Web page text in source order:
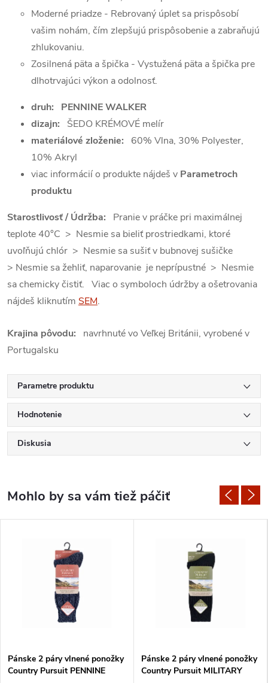
Moderné priadze - Rebrovaný úplet sa prispôsobí
vašim nohám, čím zlepšujú prispôsobenie a zabraňujú
zhlukovaniu.
Zosilnená päta a špička - Vystužená päta a špička pre
dlhotrvajúci výkon a odolnosť.
druh: PENNINE WALKER
dizajn:
ŠEDO KRÉMOVÉ melír
materiálové zloženie:
60% Vlna, 30% Polyester,
10% Akryl
viac informácií o produkte nájdeš v Parametroch
produktu
Starostlivosť / Údržba: Pranie v práčke pri maximálnej
teplote 40°C > Nesmie sa bieliť prostriedkami, ktoré
uvoľňujú chlór > Nesmie sa sušiť v bubnovej sušičke
> Nesmie sa žehliť, naparovanie je neprípustné > Nesmie
sa chemicky čistiť. Viac o symboloch údržby a ošetrovania
nájdeš kliknutím SEM.
Krajina pôvodu:
navrhnuté vo Veľkej Británii, vyrobené v
Portugalsku
Parametre produktu
Hodnotenie
Diskusia
Pánske 2 páry vlnené ponožky
Country Pursuit PENNINE
Pánske 2 páry vlnené ponožky
Country Pursuit MILITARY